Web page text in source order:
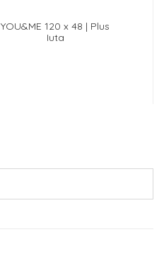
YOU&ME 120 x 48 | Plus
Iuta